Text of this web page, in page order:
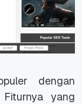
dengan
yang